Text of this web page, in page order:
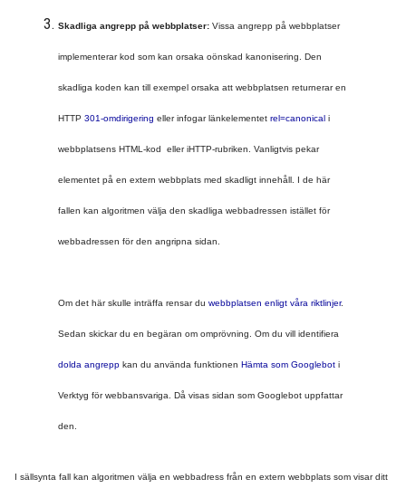
Skadliga angrepp på webbplatser: Vissa angrepp på webbplatser
implementerar kod som kan orsaka oönskad kanonisering. Den
skadliga koden kan till exempel orsaka att webbplatsen returnerar en
HTTP 301-omdirigering eller infogar länkelementet rel=canonical i
webbplatsens HTML-kod  eller iHTTP-rubriken. Vanligtvis pekar
elementet på en extern webbplats med skadligt innehåll. I de här
fallen kan algoritmen välja den skadliga webbadressen istället för
Om det här skulle inträffa rensar du webbplatsen enligt våra riktlinjer.
dolda angrepp kan du använda funktionen Hämta som Googlebot i
Verktyg för webbansvariga. Då visas sidan som Googlebot uppfattar
den.
I sällsynta fall kan algoritmen välja en webbadress från en extern webbplats som visar ditt